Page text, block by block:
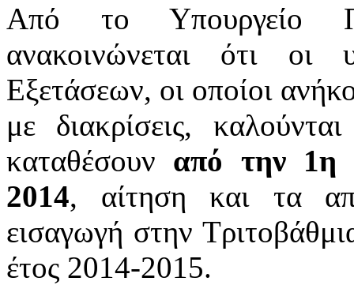
Από το Υπουργείο
ανακοινώνεται ότι οι
Εξετάσεων, οι οποίοι
με διακρίσεις,
καταθέσουν από την 1η
2014, αίτηση και τα
εισαγωγή στην
έτος 2014-2015.